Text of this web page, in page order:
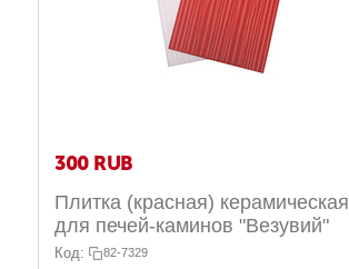
‍300‍ RUB
Плитка (красная) керамическая
для печей-каминов "Везувий"
Код: 82-7329